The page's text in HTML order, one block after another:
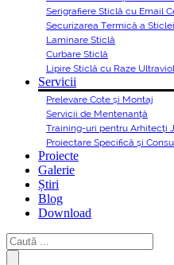
Serigrafiere Sticlă cu Email
Securizarea Termică a Sticlei
Laminare Sticlă
Curbare Sticlă
Lipire Sticlă cu Raze
Servicii
Prelevare Cote și Montaj
Servicii de Mentenanță
Training-uri pentru Arhitecți
Proiectare Specifică și
Proiecte
Galerie
Știri
Blog
Download